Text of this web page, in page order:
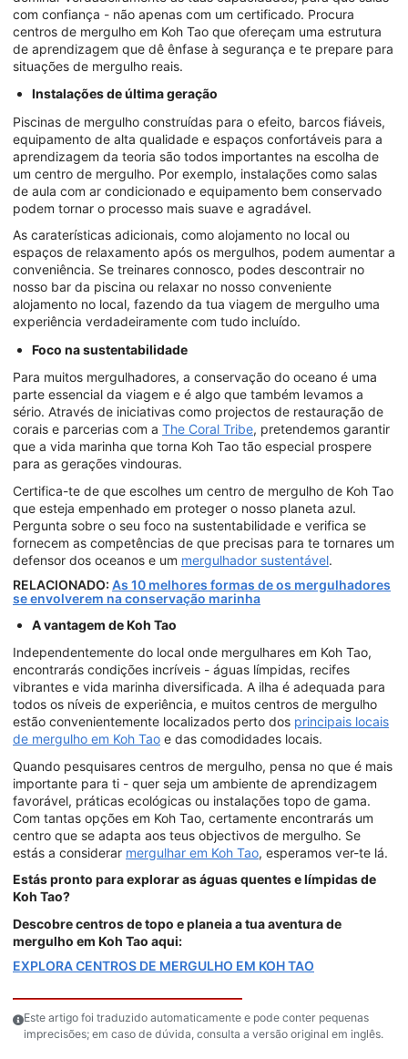
com confiança - não apenas com um certificado. Procura
centros de mergulho em Koh Tao que ofereçam uma estrutura
de aprendizagem que dê ênfase à segurança e te prepare para
situações de mergulho reais.
Instalações de última geração
Piscinas de mergulho construídas para o efeito, barcos fiáveis,
equipamento de alta qualidade e espaços confortáveis para a
aprendizagem da teoria são todos importantes na escolha de
um centro de mergulho. Por exemplo, instalações como salas
de aula com ar condicionado e equipamento bem conservado
podem tornar o processo mais suave e agradável.
As caraterísticas adicionais, como alojamento no local ou
espaços de relaxamento após os mergulhos, podem aumentar a
conveniência. Se treinares connosco, podes descontrair no
nosso bar da piscina ou relaxar no nosso conveniente
alojamento no local, fazendo da tua viagem de mergulho uma
experiência verdadeiramente com tudo incluído.
Foco na sustentabilidade
Para muitos mergulhadores, a conservação do oceano é uma
parte essencial da viagem e é algo que também levamos a
sério. Através de iniciativas como projectos de restauração de
corais e parcerias com a The Coral Tribe, pretendemos garantir
que a vida marinha que torna Koh Tao tão especial prospere
para as gerações vindouras.
Certifica-te de que escolhes um centro de mergulho de Koh Tao
que esteja empenhado em proteger o nosso planeta azul.
Pergunta sobre o seu foco na sustentabilidade e verifica se
fornecem as competências de que precisas para te tornares um
defensor dos oceanos e um mergulhador sustentável.
RELACIONADO: As 10 melhores formas de os mergulhadores
se envolverem na conservação marinha
A vantagem de Koh Tao
Independentemente do local onde mergulhares em Koh Tao,
encontrarás condições incríveis - águas límpidas, recifes
vibrantes e vida marinha diversificada. A ilha é adequada para
todos os níveis de experiência, e muitos centros de mergulho
estão convenientemente localizados perto dos principais locais
de mergulho em Koh Tao e das comodidades locais.
Quando pesquisares centros de mergulho, pensa no que é mais
importante para ti - quer seja um ambiente de aprendizagem
favorável, práticas ecológicas ou instalações topo de gama.
Com tantas opções em Koh Tao, certamente encontrarás um
centro que se adapta aos teus objectivos de mergulho. Se
estás a considerar mergulhar em Koh Tao, esperamos ver-te lá.
Estás pronto para explorar as águas quentes e límpidas de
Koh Tao?
Descobre centros de topo e planeia a tua aventura de
mergulho em Koh Tao aqui:
EXPLORA CENTROS DE MERGULHO EM KOH TAO
Este artigo foi traduzido automaticamente e pode conter pequenas
imprecisões; em caso de dúvida, consulta a versão original em inglês.